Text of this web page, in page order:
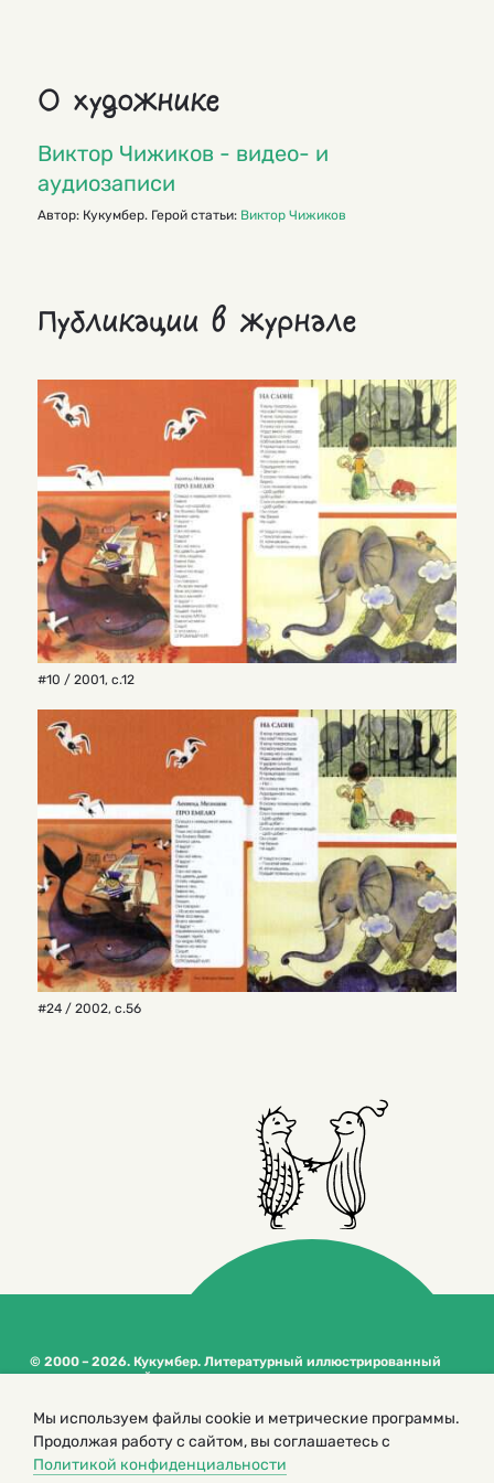
О художнике
Виктор Чижиков - видео- и
аудиозаписи
Автор: Кукумбер. Герой статьи: Виктор Чижиков
Публикации в журнале
#10 / 2001, с.12
#24 / 2002, с.56
© 2000 – 2026. Кукумбер. Литературный иллюстрированный
журнал для детей
сайта
Политика конфиденциальности
Мы используем файлы cookie и метрические программы.
Продолжая работу с сайтом, вы соглашаетесь с
Политикой конфиденциальности